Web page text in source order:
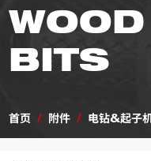
BITS
首页 / 附件 / 电钻&起子